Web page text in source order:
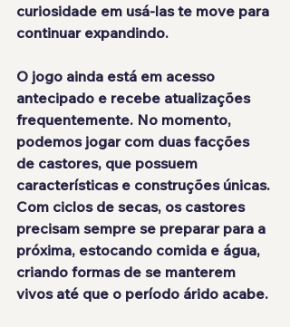
curiosidade em usá-las te move para
continuar expandindo.
O jogo ainda está em acesso
antecipado e recebe atualizações
frequentemente. No momento,
podemos jogar com duas facções
de castores, que possuem
características e construções únicas.
Com ciclos de secas, os castores
precisam sempre se preparar para a
próxima, estocando comida e água,
criando formas de se manterem
vivos até que o período árido acabe.